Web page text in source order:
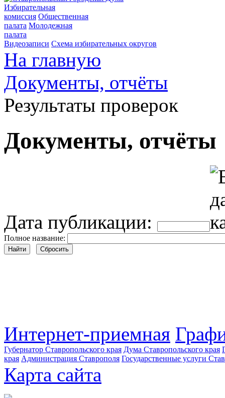
Избирательная
комиссия Общественная
палата Молодежная
палата
Видеозаписи Схема избирательных округов
На главную
Документы, отчёты
Результаты проверок
Документы, отчёты
Дата публикации:
Полное название:
Найти Сбросить
Интернет-приемная
Губернатор Ставропольского края Дума Ставропольского края
края Администрация Ставрополя Государственные услуги
Карта сайта